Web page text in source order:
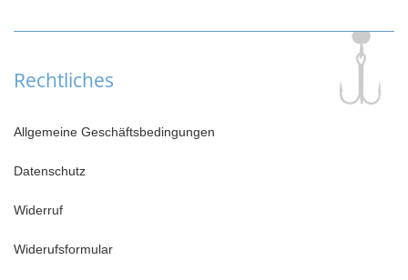
Rechtliches
Allgemeine Geschäftsbedingungen
Datenschutz
Widerruf
Widerufsformular